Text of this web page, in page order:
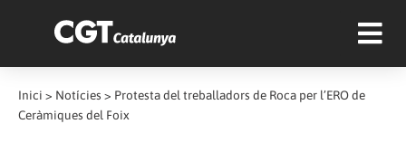
Inici > Notícies > Protesta del treballadors de Roca per l’ERO de
Ceràmiques del Foix